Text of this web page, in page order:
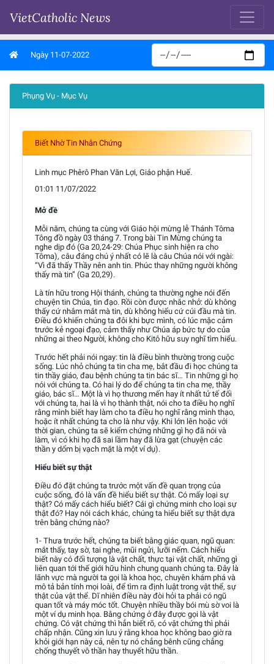
VietCatholic News
Ngày 11-07-2022
Phụng Vụ - Mục Vụ
Biết Nhờ Tin Nhân Chứng
Linh mục Phêrô Phan Văn Lợi, Giáo phận Huế.
01:01 11/07/2022
Mở đề
Mỗi năm, chúng ta cùng với Giáo hội mừng lễ Thánh Tôma
Tông đồ ngày 03 tháng 7. Trong bài Tin Mừng chúng ta
nghe dịp đó (Ga 20,24-29: Chúa Phục sinh hiện ra cho
Tôma), câu đáng chú ý nhất có lẽ là câu Chúa nói với ngài:
“Vì đã thấy Thầy nên anh tin. Phúc thay những người không
thấy mà tin” (Ga 20,29).
Là tín hữu trong Hội thánh, chúng ta thường nghe nói đến
chuyện tin Chúa, tin đạo. Rồi còn được nhắc nhở: dù không
thấy cứ nhắm mắt mà tin, dù không hiểu cứ cúi đầu mà tin.
Điều đó khiến chúng ta đôi khi bực mình, có lúc mặc cảm
trước kẻ ngoại đạo, cảm thấy như Chúa áp bức tự do của
những ai theo Người, không cho Kitô hữu suy nghĩ tìm hiểu.
Trước hết phải nói ngay: tin là điều bình thường trong cuộc
sống. Lúc nhỏ chúng ta tin cha mẹ, bắt đầu đi học chúng ta
tin thầy giáo, đau bệnh chúng ta tin bác sĩ… Tin những gì họ
nói với chúng ta. Có hai lý do để chúng ta tin cha mẹ, thầy
giáo, bác sĩ… Một là vì họ thương mến hay ít nhất tử tế đối
với chúng ta, hai là vì họ thành thật, nói cho ta điều họ nghĩ
rằng mình biết hay làm cho ta điều họ nghĩ rằng mình thạo,
hoặc ít nhất chúng ta cho là như vậy. Khi lớn lên hoặc với
thời gian, chúng ta sẽ kiểm chứng những gì họ đã nói và
làm, vì có khi họ đã sai lầm hay đã lừa gạt (chuyện các
thần y dổm bị vạch mặt là một ví dụ).
Hiểu biết sự thật
Điều đó đặt chúng ta trước một vấn đề quan trọng của
cuộc sống, đó là vấn đề hiểu biết sự thật. Có mấy loại sự
thật? Có mấy cách hiểu biết? Cái gì chứng minh cho loại sự
thật đó? Hay nói cách khác, chúng ta hiểu biết sự thật dựa
trên bằng chứng nào?
1- Thưa trước hết, chúng ta biết bằng giác quan, ngũ quan:
mắt thấy, tay sờ, tai nghe, mũi ngửi, lưỡi nếm. Cách hiểu
biết này có đối tượng là vật chất, thực tại vật chất, những gì
liên quan tới thế giới hữu hình chung quanh chúng ta. Đây là
lãnh vực mà người ta gọi là khoa học, chuyên khám phá và
mô tả bản tính mọi loài, để tìm ra định luật trong vật thể, sự
thật của vật thể. Dĩ nhiên điều này đòi hỏi ta phải có ngũ
quan tốt và máy móc tốt. Chuyện nhiều thầy bói mù sờ voi là
một ví dụ minh họa. Bằng chứng ở đây được gọi là vật
chứng. Có vật chứng thì hẳn biết rõ, có vật chứng thì phải
chấp nhận. Cũng xin lưu ý rằng khoa học không bao giờ ra
khỏi giới hạn này cả, nên tự nó chẳng bênh cũng chẳng
chống thuyết vô thần hay thuyết hữu thần.